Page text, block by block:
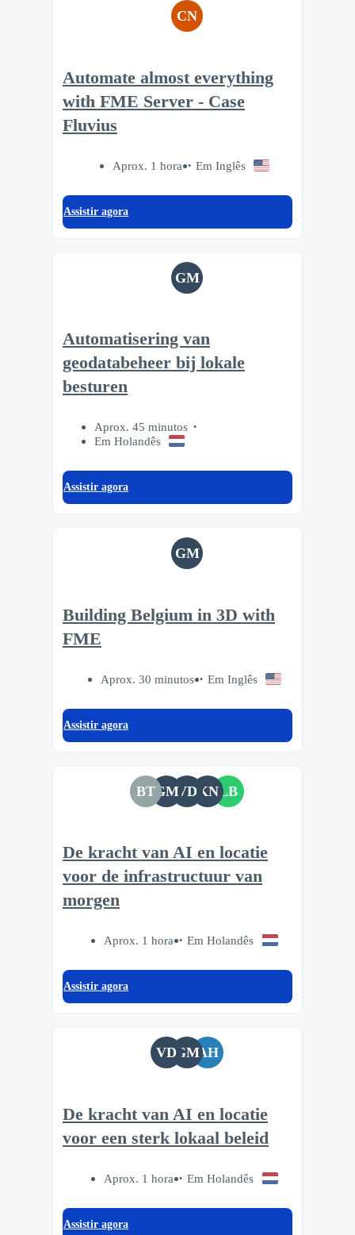
CN
Automate almost everything
with FME Server - Case
Fluvius
Aprox. 1 hora Em Inglês
Assistir agora
GM
Automatisering van
geodatabeheer bij lokale
besturen
Aprox. 45 minutos
Em Holandês
Assistir agora
GM
Building Belgium in 3D with
FME
Aprox. 30 minutos Em Inglês
Assistir agora
BTGMVD KN LB
De kracht van AI en locatie
voor de infrastructuur van
morgen
Aprox. 1 hora Em Holandês
Assistir agora
VDGMAH
De kracht van AI en locatie
voor een sterk lokaal beleid
Aprox. 1 hora Em Holandês
Assistir agora